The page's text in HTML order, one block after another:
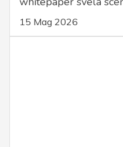
15 Mag 2026